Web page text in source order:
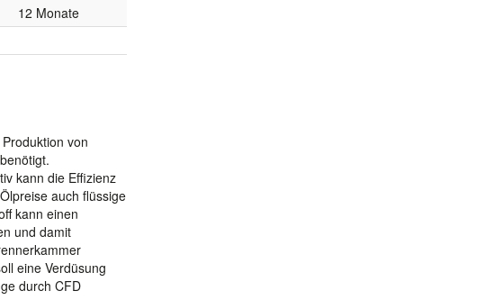
12 Monate
von
kann die Effizienz
auch flüssige
kann einen
und damit
eine Verdüsung
durch CFD